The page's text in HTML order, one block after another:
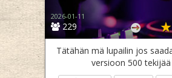
229
2026-01-11
Tätähän mä lupailin jos
versioon 500 tekijää